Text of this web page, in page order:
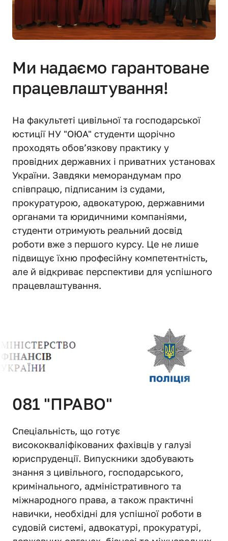
Ми надаємо гарантоване
працевлаштування!
На факультеті цивільної та господарської
юстиції НУ "ОЮА" студенти щорічно
проходять обов’язкову практику у
провідних державних і приватних установах
України. Завдяки меморандумам про
співпрацю, підписаним із судами,
прокуратурою, адвокатурою, державними
органами та юридичними компаніями,
студенти отримують реальний досвід
роботи вже з першого курсу. Це не лише
підвищує їхню професійну компетентність,
але й відкриває перспективи для успішного
працевлаштування.
081 "ПРАВО"
Спеціальність, що готує
висококваліфікованих фахівців у галузі
юриспруденції. Випускники здобувають
знання з цивільного, господарського,
кримінального, адміністративного та
міжнародного права, а також практичні
навички, необхідні для успішної роботи в
судовій системі, адвокатурі, прокуратурі,